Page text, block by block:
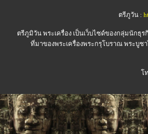
ตรีภูวัน :
ตรีภูมิวัน พระเครื่อง เป็นเว็บไซด์ของกลุ่มนักธุ
ที่มาของพระเครื่องพระกรุโบราณ พระบู
โ